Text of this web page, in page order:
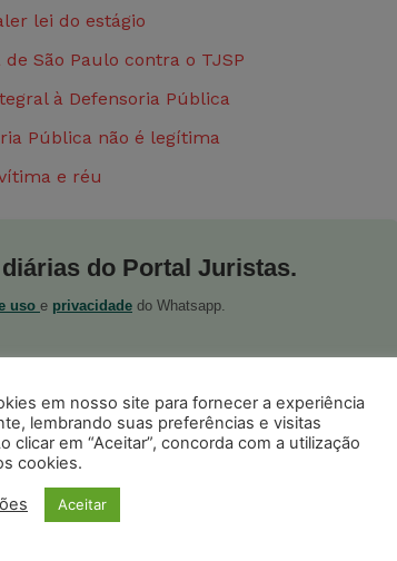
lei do estágio
São Paulo contra o TJSP
à Defensoria Pública
Pública não é legítima
e réu
do Portal Juristas.
uso e privacidade do Whatsapp.
News
do Brasil
em nosso site para fornecer a experiência
lembrando suas preferências e visitas
clicar em “Aceitar”, concorda com a utilização
cookies.
Aceitar